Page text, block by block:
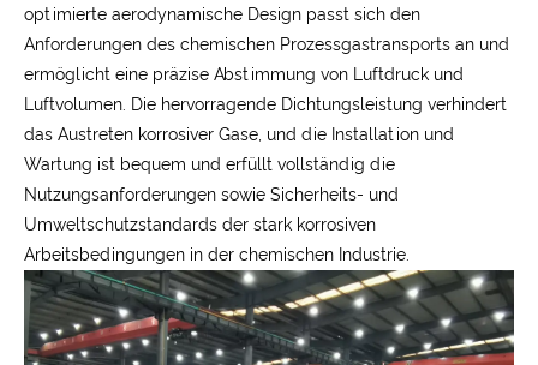
optimierte aerodynamische Design passt sich den
Anforderungen des chemischen Prozessgastransports an und
ermöglicht eine präzise Abstimmung von Luftdruck und
Luftvolumen. Die hervorragende Dichtungsleistung verhindert
das Austreten korrosiver Gase, und die Installation und
Wartung ist bequem und erfüllt vollständig die
Nutzungsanforderungen sowie Sicherheits- und
Umweltschutzstandards der stark korrosiven
Arbeitsbedingungen in der chemischen Industrie.